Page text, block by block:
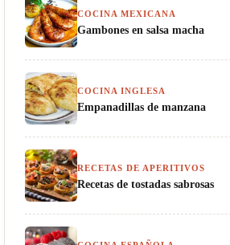
COCINA MEXICANA
Gambones en salsa macha
COCINA INGLESA
Empanadillas de manzana
RECETAS DE APERITIVOS
Recetas de tostadas sabrosas